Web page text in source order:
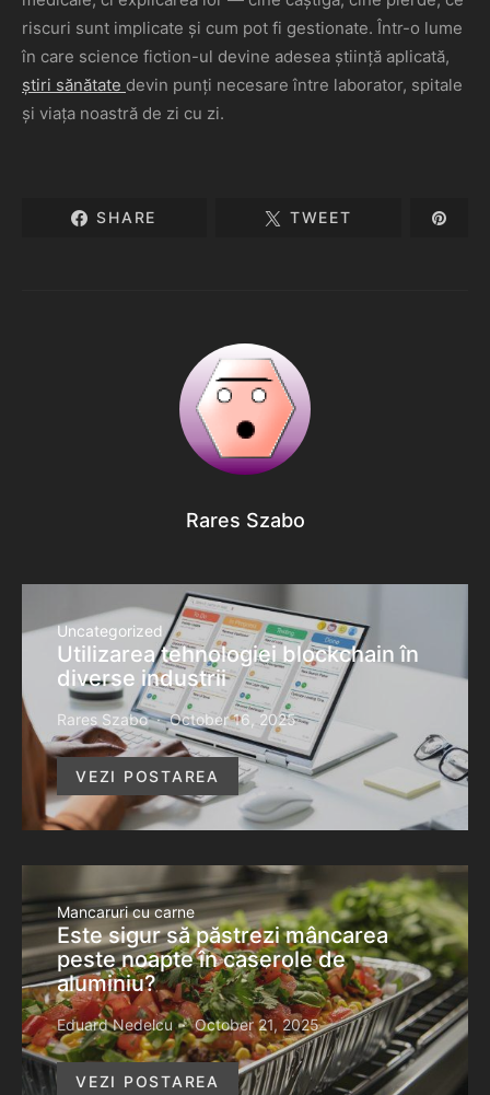
riscuri sunt implicate și cum pot fi gestionate. Într-o lume
în care science fiction-ul devine adesea știință aplicată,
știri sănătate devin punți necesare între laborator, spitale
și viața noastră de zi cu zi.
SHARE TWEET
Rares Szabo
Uncategorized
Utilizarea tehnologiei blockchain în
diverse industrii
Rares Szabo October 16, 2025
VEZI POSTAREA
Mancaruri cu carne
Este sigur să păstrezi mâncarea
peste noapte în caserole de
aluminiu?
Eduard Nedelcu October 21, 2025
VEZI POSTAREA